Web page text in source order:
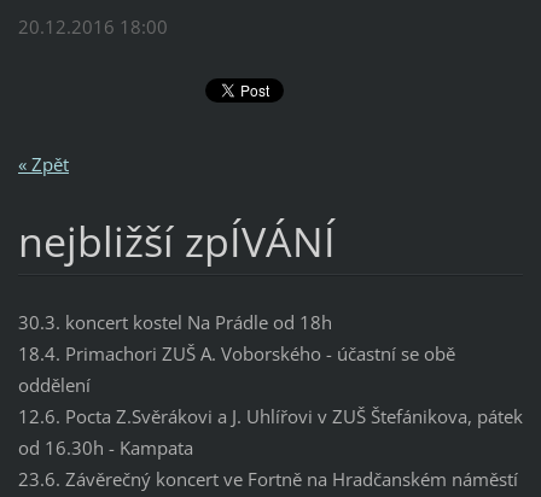
20.12.2016 18:00
« Zpět
nejbližší zpÍVÁNÍ
30.3. koncert kostel Na Prádle od 18h
18.4. Primachori ZUŠ A. Voborského - účastní se obě
oddělení
12.6. Pocta Z.Svěrákovi a J. Uhlířovi v ZUŠ Štefánikova, pátek
od 16.30h - Kampata
23.6. Závěrečný koncert ve Fortně na Hradčanském náměstí